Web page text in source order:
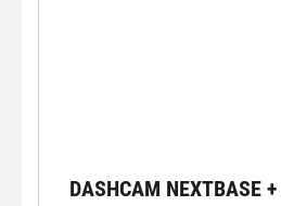
DASHCAM NEXTBASE